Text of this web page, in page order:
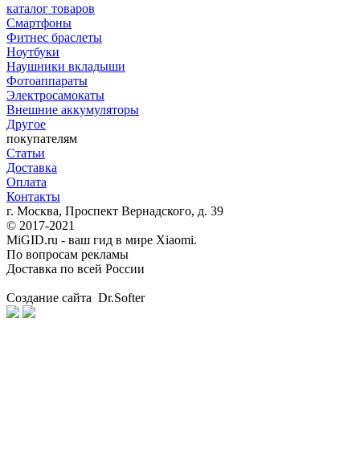
каталог товаров
Смартфоны
Фитнес браслеты
Ноутбуки
Наушники вкладыши
Фотоаппараты
Электросамокаты
Внешние аккумуляторы
Другое
покупателям
Статьи
Доставка
Оплата
Контакты
г. Москва, Проспект Вернадского, д. 39
© 2017-2021
MiGID.ru - ваш гид в мире Xiaomi.
По вопросам рекламы
Доставка по всей России
Создание сайта Dr.Softer